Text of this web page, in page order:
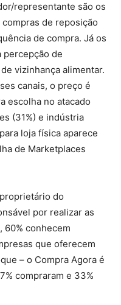
representante são os
de reposição
de compra. Já os
percepção de
vizinhança alimentar.
canais, o preço é
escolha no atacado
(31%) e indústria
loja física aparece
de Marketplaces
do
por realizar as
60% conhecem
que oferecem
– o Compra Agora é
compraram e 33%